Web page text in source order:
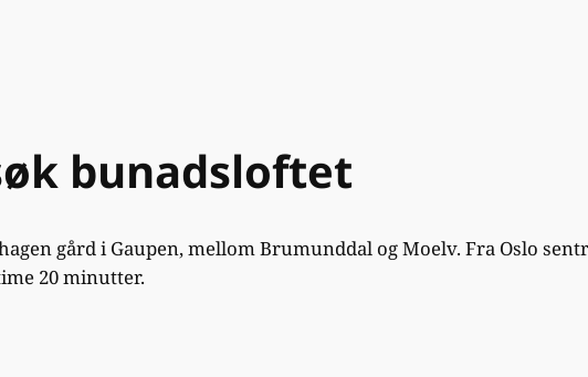
bunadsloftet
gård i Gaupen, mellom Brumunddal og Moelv. Fra Oslo
20 minutter.